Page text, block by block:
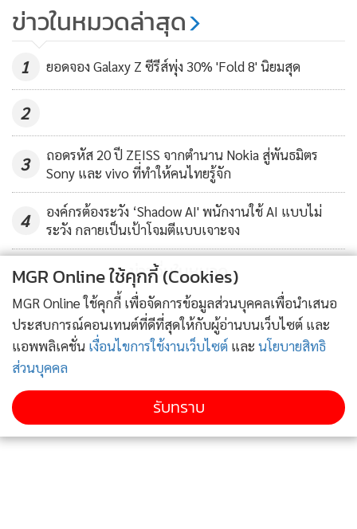
(International Mobile Telecommunications - IMT) ย่าน
ความถี่ 1800 MHz ในเงื่อนไขการใช้งานคลื่นความถี่ ที่ระบุว่า ใน
กรณีที่ กสทช.กำหนดให้มีการปรับเปลี่ยนการใช้คลื่นความถี่ใน
ย่านความถี่ตามแผนความถี่วิทยุนี้ เพื่อให้การใช้งานคลื่นความถี่
รับใบอนุญาตให้ใช้คลื่นความถี่ ผู้ได้รับจัดสรรคลื่นความถี่ หรือผู้
ได้รับอนุญาตให้ตั้งสถานีวิทยุคมนาคม หรือผู้ได้รับอนุญาตให้ใช้
เครื่องวิทยุคมนาคม ต้องดำเนินการปรับเปลี่ยนการใช้คลื่น
ความถี่ตามที่ กสทช.กำหนด
อย่างไรก็ตาม ความได้เปรียบเสียเปรียบในการประมูลครั้งนี้คือ
การเลือกชุดคลื่นความถี่ หากมีผู้เข้าร่วมประมูลรายเดียว
กสทช.จะเปิดประมูลชุดคลื่นความถี่ที่ 3 ซึ่งโอเปอเรเตอร์รา
ยอื่นๆ ที่ไม่เข้าร่วมประมูลจะต้องใช้เงินลงทุนในการขยายโครง
ข่ายเพิ่มขึ้นเนื่องจากชุดคลื่นความถี่ไม่ติดกันและไม่สามารถ
เลือกชุดคลื่นความถี่ได้ทำให้เกิดการเสียบเปรียบในการลงทุน แต่
หากมีผู้เข้าร่วมประมูลทั้ง 3 ราย ซึ่งทั้ง 3 ราย สามารถเลือกสลับ
ชุดคลื่นความถี่เพื่อให้เกิดความสะดวกในการให้บริการ และใช้งบ
ประมาณในการลงทุนในการติดตั้งโครงข่ายการให้บริการที่
10,460
ข่าวในหมวดล่าสุด
1 ยอดจอง Galaxy Z ซีรีส์พุ่ง 30% 'Fold 8' นิยมสุด
2
3
ถอดรหัส 20 ปี ZEISS จากตำนาน Nokia สู่พันธมิตร
Sony และ vivo ที่ทำให้คนไทยรู้จัก
4
องค์กรต้องระวัง ‘Shadow AI' พนักงานใช้ AI แบบไม่
ระวัง กลายเป็นเป้าโจมตีแบบเจาะจง
ข่าวอื่นในหมวด
MGR Online ใช้คุกกี้ (Cookies)
MGR Online ใช้คุกกี้ เพื่อจัดการข้อมูลส่วนบุคคลเพื่อนำเสนอ
ประสบการณ์คอนเทนต์ที่ดีที่สุดให้กับผู้อ่านบนเว็บไซต์ และ
แอพพลิเคชั่น เงื่อนไขการใช้งานเว็บไซต์ และ นโยบายสิทธิ
ส่วนบุคคล
รับทราบ